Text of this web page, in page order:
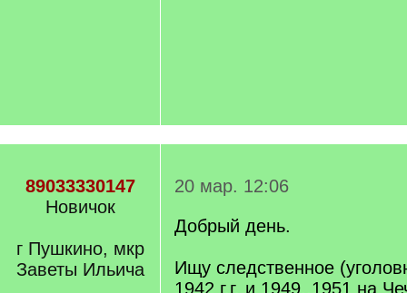
89033330147
Новичок
г Пушкино, мкр
Заветы Ильича
20 мар. 12:06
Добрый день.
Ищу следственное
1942 г.г. и 1949..1951 на